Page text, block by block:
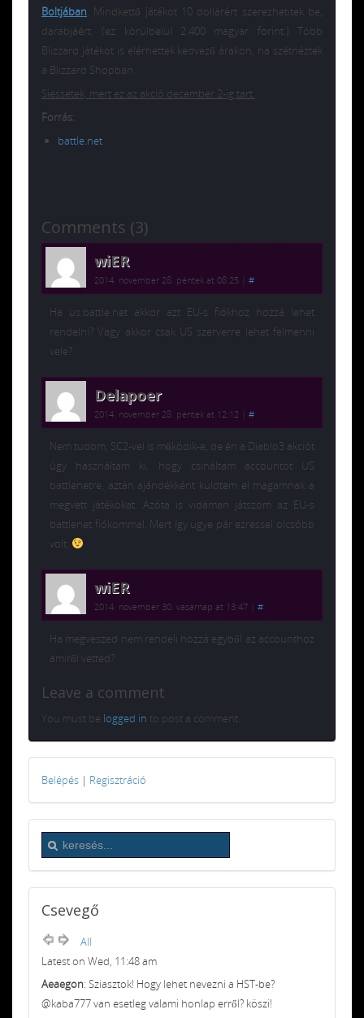
Boltjában . Mindkettő játékot 10 dollárért szerezhetitek be,
darabjáért. (ez körülbelül 2.400 magyar forint.) Több
Blizzard játékot is elérhettek kedvező árakon, ha szétnéztek
a Blizzard Shopban.
Siessetek, mert ez az akció december 2-ig tart.
Forrás:
battle.net
Comments (3)
wiER
2014. november 28. péntek at 08:25 #
Ha us.battle.net akkor azt EU-s fiókhoz hozzá lehet
rendelni? Vagy akkor csak US szerverre lehet felmenni
vele?
Delapoer
2014. november 28. péntek at 12:12 #
Nem tudom, SC2-vel is működik-e, de én a Diablo3 akciót
úgy használtam ki, hogy csináltam accountot US
battlenetre, aztán ajándékként küldtem el magamnak a
megvett játékokat. Azóta is vidáman játszom az EU-s
battlenet fiókommal. Mert így ugye pár ezressel olcsóbb
volt,
wiER
2014. november 30. vasárnap at 13:47 #
Ha megveszed nem rendeli hozzá egyből az accounthoz
amiről vetted?
Leave a comment
You must be logged in to post a comment.
Belépés | Regisztráció
Csevegő
All
Latest on Wed, 11:48 am
Aeaegon: Sziasztok! Hogy lehet nevezni a HST-be?
@kaba777 van esetleg valami honlap erről? köszi!